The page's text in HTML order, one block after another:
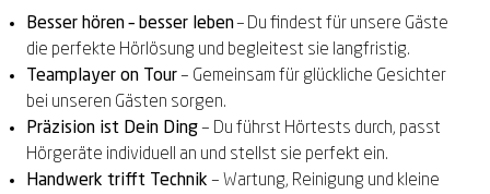
Besser hören – besser leben– Du findest für unsere Gäste
die perfekte Hörlösung und begleitest sie langfristig.
Teamplayer on Tour– Gemeinsam für glückliche Gesichter
bei unseren Gästen sorgen.
Präzision ist Dein Ding– Du führst Hörtests durch, passt
Hörgeräte individuell an und stellst sie perfekt ein.
Handwerk trifft Technik– Wartung, Reinigung und kleine